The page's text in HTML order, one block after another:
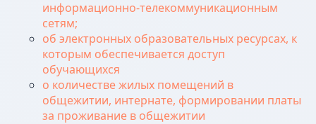
информационно-телекоммуникационным
сетям;
об электронных образовательных ресурсах, к
которым обеспечивается доступ
обучающихся
о количестве жилых помещений в
общежитии, интернате, формировании платы
за проживание в общежитии